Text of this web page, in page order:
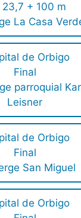
23,7 + 100 m
La Casa
de Orbigo
Final
parroquial
Leisner
de Orbigo
Final
San Miguel
de Orbigo